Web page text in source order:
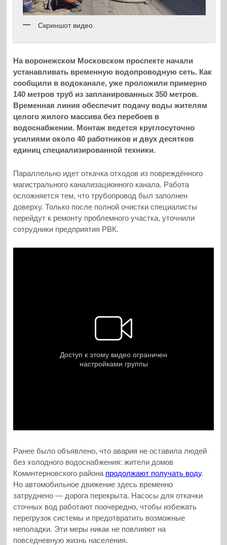
Скриншот видео.
На воронежском Московском проспекте начали
устанавливать временную водопроводную сеть. Как
сообщили в водоканале, уже проложили примерно
140 метров труб из запланированных 350 метров.
Временная линия обеспечит подачу воды жителям
целого жилого массива без перебоев в
водоснабжении. Монтаж ведется круглосуточно
усилиями около 40 работников и двух десятков
единиц специализированной техники.
Параллельно идет откачка отходов из повреждённого
магистрального канализационного канала. Работа
осложняется тем, что трубопровод был заполнен
доверху. Только после полной очистки специалисты
перейдут к ремонту проблемного участка, уточнили
сотрудники предприятия РВК.
Ранее было объявлено, что авария не оставила людей
без холодного водоснабжения: жители домов
Коминтерновского района продолжают получать воду.
Но автомобильное движение здесь временно
затруднено — дорога перекрыта. Насосы для откачки
сточных вод работают поочередно, чтобы избежать
перегрузок системы и предотвратить возможные
неполадки. Эти меры никак не повлияют на
повседневную жизнь населения.